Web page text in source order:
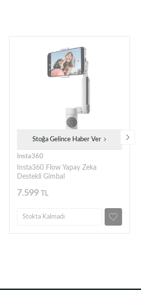
Stoğa Gelince Haber Ver
Insta360
Insta360 Flow Yapay Zeka
Destekli Gimbal
7.599 TL
Stokta Kalmadı